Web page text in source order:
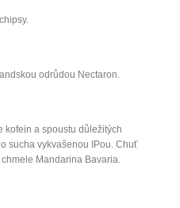
odrůdou Nectaron.
kofein a spoustu důležitých
sucha vykvašenou IPou. Chuť
Mandarina Bavaria.